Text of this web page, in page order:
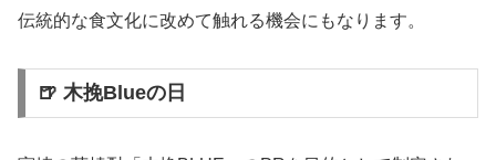
伝統的な食文化に改めて触れる機会にもなります。
🍺 木挽Blueの日